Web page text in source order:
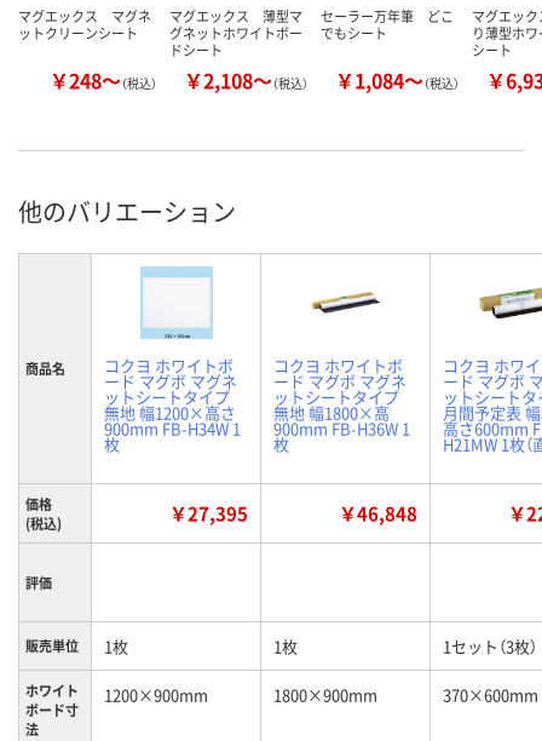
マグエックス マグネ
ットクリーンシート
￥248～（税込）
マグエックス 薄型マ
グネットホワイトボー
ドシート
￥2,108～（税込）
セーラー万年筆 どこ
でもシート
￥1,084～（税込）
マグエッ
り薄型ホ
シート
￥
他のバリエーション
商品名 コクヨ ホワイトボ
ード マグボ マグネ
ットシートタイプ
無地 幅1200×高さ
900mm FB-H34W 1
枚
コクヨ ホワイトボ
ード マグボ マグネ
ットシートタイプ
無地 幅1800×高
900mm FB-H36W 1
枚
コクヨ ホワ
ード マグボ
ットシートタ
月間予定表
高さ600mm
H21MW 1枚（
価格
(税込)
￥27,395 ￥46,848 ￥
評価
販売単位 1枚 1枚 1セット（3枚）
ホワイト
ボード寸
法
1200×900mm 1800×900mm 370×600mm